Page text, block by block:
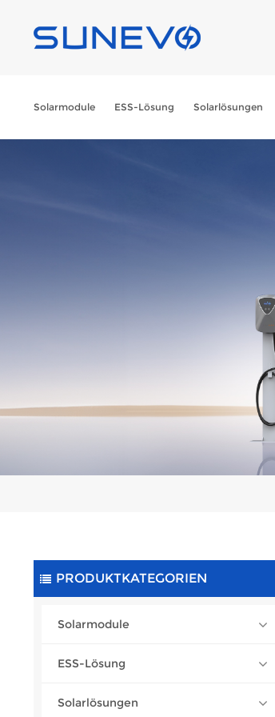
Solarmodule ESS-Lösung Solarlösungen
PRODUKTKATEGORIEN
Solarmodule
ESS-Lösung
Solarlösungen